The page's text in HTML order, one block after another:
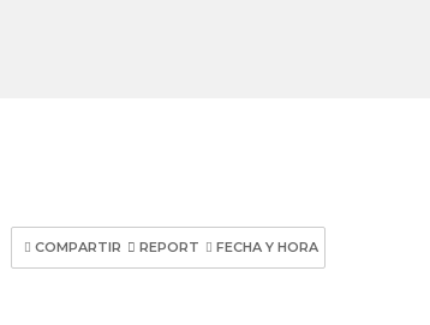
COMPARTIR REPORT FECHA Y HORA